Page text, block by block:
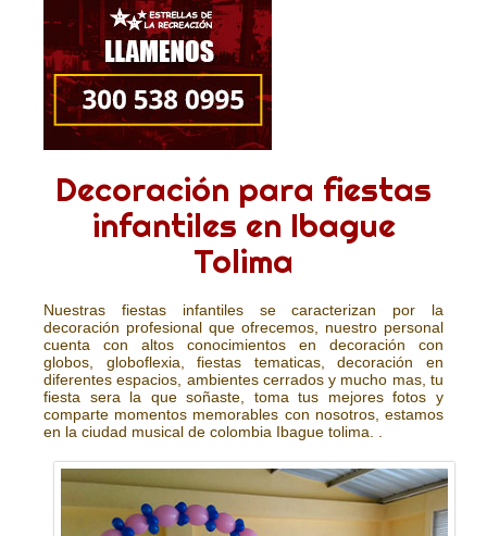
Decoración para fiestas
infantiles en Ibague
Tolima
Nuestras fiestas infantiles se caracterizan por la
decoración profesional que ofrecemos, nuestro personal
cuenta con altos conocimientos en decoración con
globos, globoflexia, fiestas tematicas, decoración en
diferentes espacios, ambientes cerrados y mucho mas, tu
fiesta sera la que soñaste, toma tus mejores fotos y
comparte momentos memorables con nosotros, estamos
en la ciudad musical de colombia Ibague tolima. .